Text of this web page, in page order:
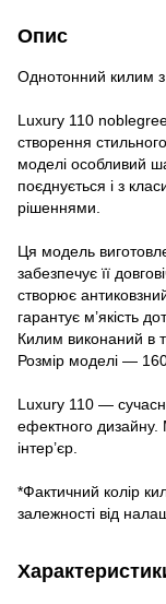
Опис
Однотонний килим
Luxury 110
створення
моделі особливий
поєднується і з
рішеннями.
Ця модель
забезпечує її
створює
гарантує м’якість
Килим виконаний в
Розмір моделі —
Luxury 110 —
ефектного дизайну.
інтер’єр.
*Фактичний колір
залежності від